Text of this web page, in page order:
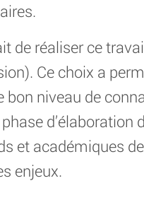
de réaliser ce
Ce choix a
bon niveau de
et académiques
enjeux.